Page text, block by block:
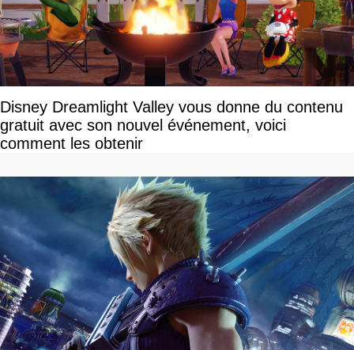
Disney Dreamlight Valley vous donne du contenu
gratuit avec son nouvel événement, voici
comment les obtenir